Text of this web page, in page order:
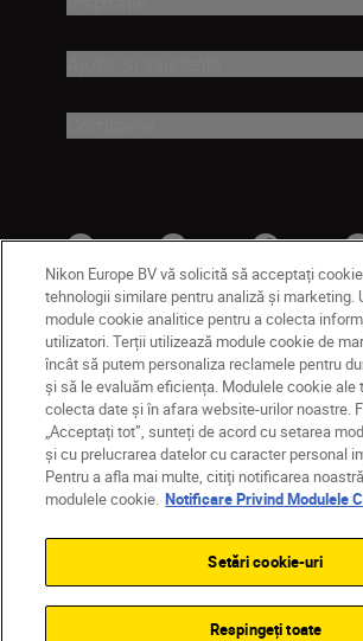
RO Nikon Sites
Contactaţi-ne
Politică de
Termeni de utilizare
Notificare privind modulele cookie
© 2026 Nikon
Back to
Nikon Europe BV vă solicită să acceptați
tehnologii similare pentru analiză și marketing.
module cookie analitice pentru a colecta
utilizatori. Terții utilizează module cookie de
încât să putem personaliza reclamele pentru
și să le evaluăm eficiența. Modulele cookie ale
colecta date și în afara website-urilor noastre.
„Acceptați tot”, sunteți de acord cu setarea
și cu prelucrarea datelor cu caracter personal
Pentru a afla mai multe, citiți notificarea
modulele cookie. Notificare Privind Modulele
Setări cookie-uri
Respingeți toate